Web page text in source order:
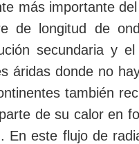
más importante
de longitud de
secundaria y
áridas donde no
también
de su calor en
En este flujo de